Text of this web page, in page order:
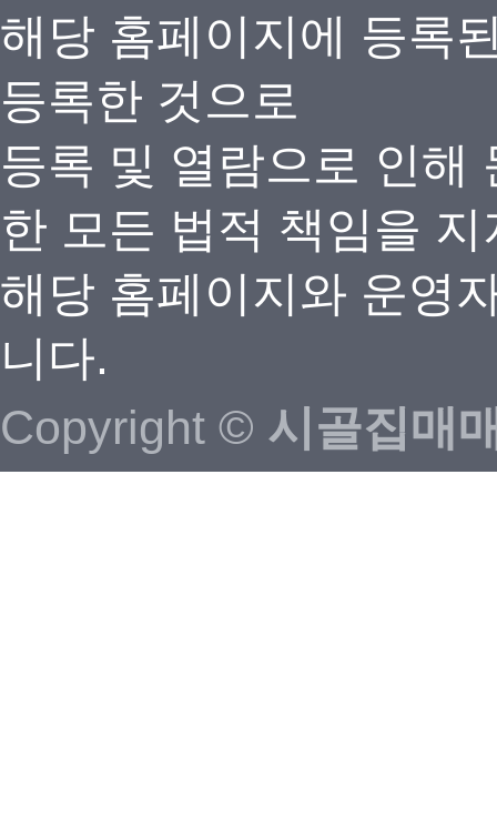
해당 홈페이지에 등록
등록한 것으로
등록 및 열람으로 인해
한 모든 법적 책임을
해당 홈페이지와 운영
니다.
Copyright © 시골집매